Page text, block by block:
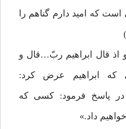
كه اميد دارم گناهم را
«و اذ قال ابراهيم ربّ…قال و
كه ابراهيم عرض كرد:
در پاسخ فرمود: كسى كه
داد.»